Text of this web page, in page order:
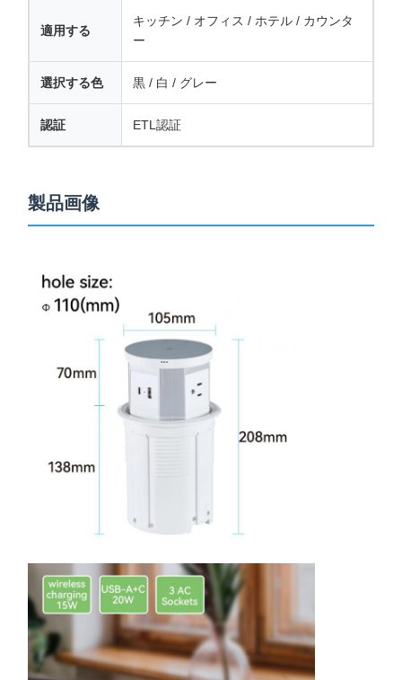
デスククランプ電源コンセント
デスク下電源タップ
テーブルケーブルオーガナイザー
リフト デスク アクセサリー
ソファ ブルーテッド音声システム
ソファの読書ランプ
適用する
キッチン / オフィス / ホテル / カウンタ
ー
選択する色 黒 / 白 / グレー
認証 ETL認証
製品画像